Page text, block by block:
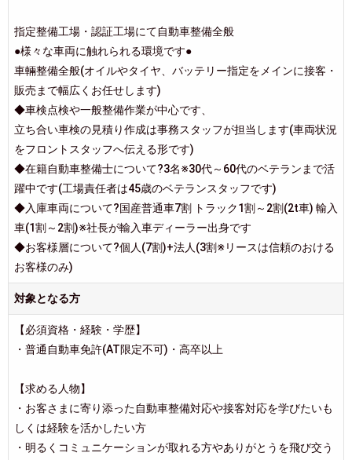
指定整備工場・認証工場にて自動車整備全般
●様々な車両に触れられる環境です●
車輛整備全般(オイルやタイヤ、バッテリー指定をメインに接客・
販売まで幅広くお任せします)
◆車検点検や一般整備作業が中心です、
立ち合い車検の見積り作成は事務スタッフが担当します(車両状況
をフロントスタッフへ伝える形です)
◆在籍自動車整備士について?3名※30代～60代のベテランまで活
躍中です(工場責任者は45歳のベテランスタッフです)
◆入庫車両について?国産普通車7割 トラック1割～2割(2t車) 輸入
車(1割～2割)※社長が輸入車ディーラー出身です
◆お客様層について?個人(7割)+法人(3割※リースは信頼のおける
お客様のみ)
対象となる方
【必須資格・経験・学歴】
・普通自動車免許(AT限定不可)・高卒以上
【求める人物】
・お客さまに寄り添った自動車整備対応や接客対応を学びたいも
しくは経験を活かしたい方
・明るくコミュニケーションが取れる方やありがとうを飛び交う